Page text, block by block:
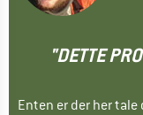
"DETTE
Enten er der her